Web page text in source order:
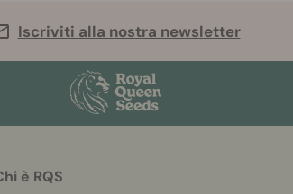
Iscriviti alla nostra newsletter
è RQS